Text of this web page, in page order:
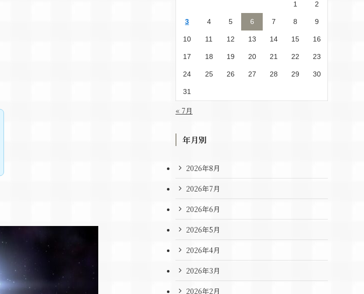
1 2
3 4 5 6 7 8 9
10 11 12 13 14 15 16
17 18 19 20 21 22 23
24 25 26 27 28 29 30
31
« 7月
年月別
2026年8月
2026年7月
2026年6月
2026年5月
2026年4月
2026年3月
2026年2月